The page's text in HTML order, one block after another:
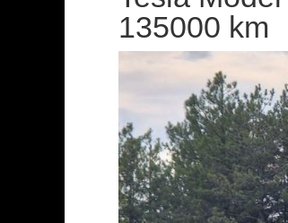
135000 km